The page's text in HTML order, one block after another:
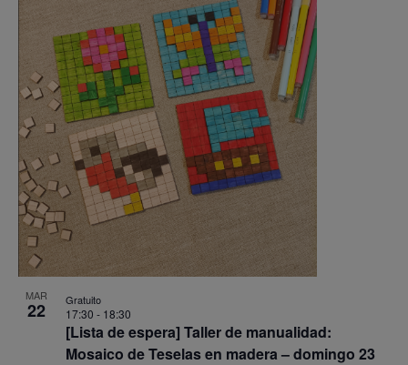
MAR
22
[Lista de espera] Taller de manualidad:
Mosaico de Teselas en madera – domingo 23
17:30 - 18:30
Gratuito